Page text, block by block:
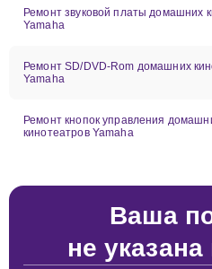
Ремонт звуковой платы домашних
Yamaha
Ремонт SD/DVD-Rom домашних
Yamaha
Ремонт кнопок управления
кинотеатров Yamaha
Ваша
не